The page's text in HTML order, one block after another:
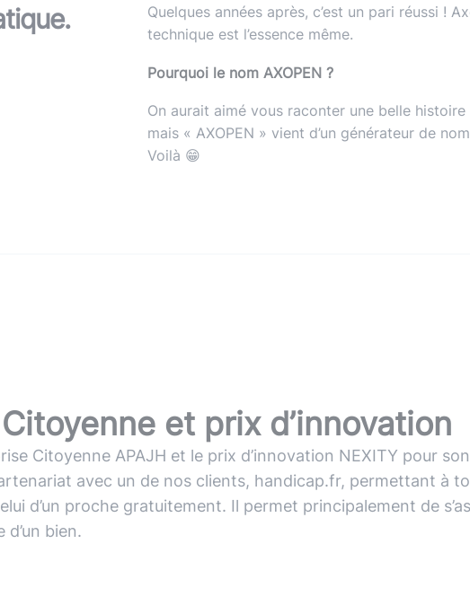
Quelques années après, c’est un pari réussi !
technique est l’essence même.
Pourquoi le nom AXOPEN ?
On aurait aimé vous raconter une belle
mais « AXOPEN » vient d’un générateur de
Voilà 😁
et prix d’innovation
Citoyenne APAJH et le prix d’innovation NEXITY pour son
avec un de nos clients, handicap.fr, permettant à
d’un proche gratuitement. Il permet principalement de
d’un bien.